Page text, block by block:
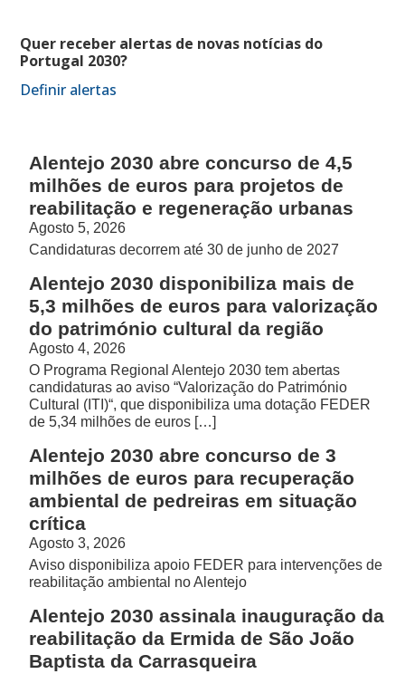
Quer receber alertas de novas notícias do
Portugal 2030?
Definir alertas
Alentejo 2030 abre concurso de 4,5
milhões de euros para projetos de
reabilitação e regeneração urbanas
Agosto 5, 2026
Candidaturas decorrem até 30 de junho de 2027
Alentejo 2030 disponibiliza mais de
5,3 milhões de euros para valorização
do património cultural da região
Agosto 4, 2026
O Programa Regional Alentejo 2030 tem abertas
candidaturas ao aviso “Valorização do Património
Cultural (ITI)“, que disponibiliza uma dotação FEDER
de 5,34 milhões de euros […]
Alentejo 2030 abre concurso de 3
milhões de euros para recuperação
ambiental de pedreiras em situação
crítica
Agosto 3, 2026
Aviso disponibiliza apoio FEDER para intervenções de
reabilitação ambiental no Alentejo
Alentejo 2030 assinala inauguração da
reabilitação da Ermida de São João
Baptista da Carrasqueira